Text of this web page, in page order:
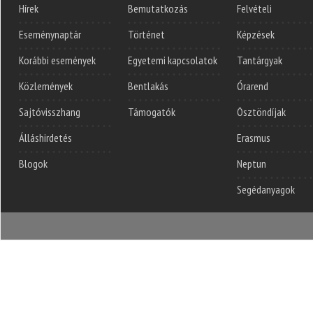
Hírek
Eseménynaptár
Korábbi események
Közlemények
Sajtóvisszhang
Álláshirdetés
Blogok
Bemutatkozás
Történet
Egyetemi kapcsolatok
Bentlakás
Támogatók
Felvételi
Képzések
Tantárgyak
Órarend
Ösztöndíjak
Erasmus
Neptun
Segédanyagok